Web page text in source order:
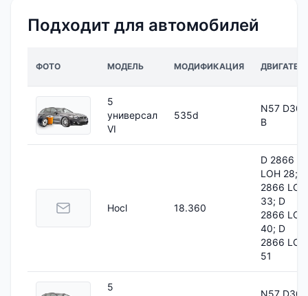
Подходит для автомобилей
ФОТО МОДЕЛЬ МОДИФИКАЦИЯ
5
универсал
VI
535d
N57 D30
B
Hocl 18.360
D 2866
LOH 28; D
2866 LOH
33; D
2866 LOH
40; D
2866 LOH
51
5